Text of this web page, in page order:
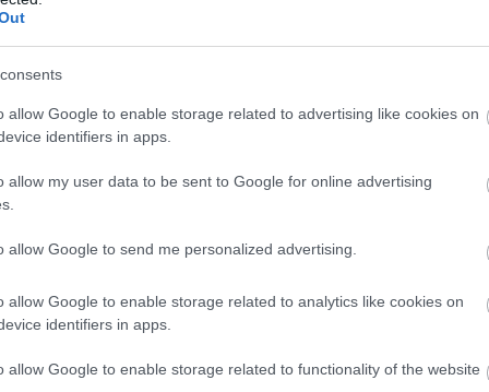
allow Google to enable storage related to advertising like cookies on
identifiers in apps.
allow my user data to be sent to Google for online advertising
allow Google to send me personalized advertising.
allow Google to enable storage related to analytics like cookies on
identifiers in apps.
allow Google to enable storage related to functionality of the website
legend
collection